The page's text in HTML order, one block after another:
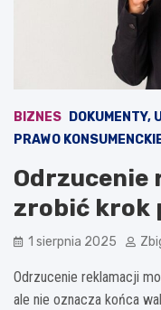
BIZNES
DOKUMENTY,
PRAWO
Odrzucenie
zrobić krok
1 sierpnia 2025
Odrzucenie reklamacji
ale nie oznacza końca